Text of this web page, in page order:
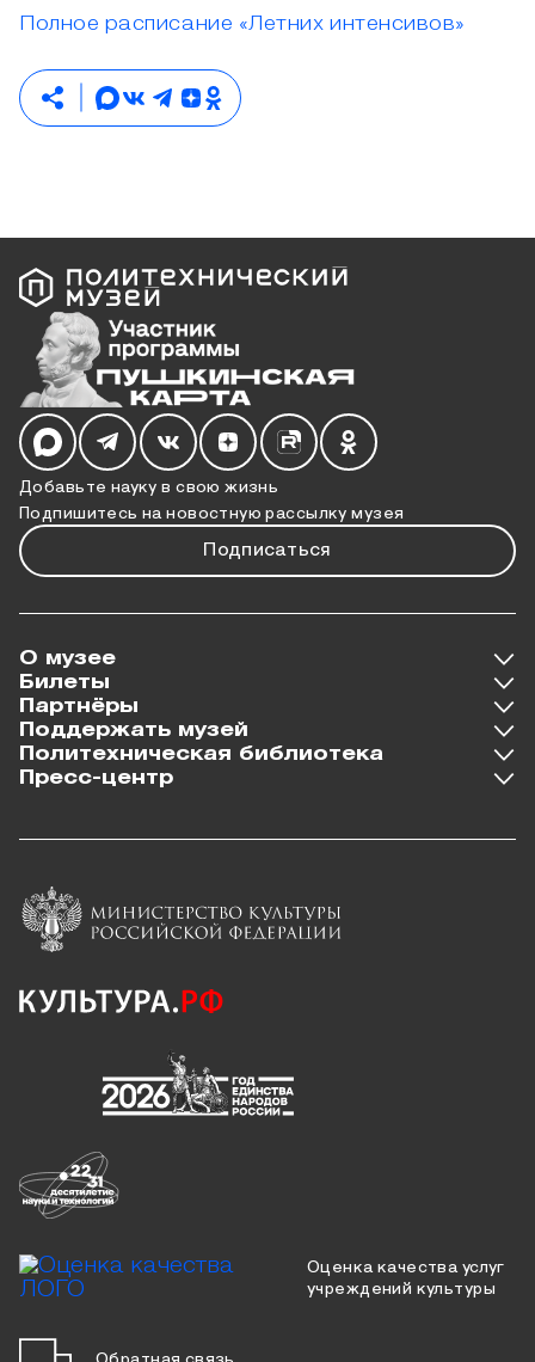
Полное расписание «Летних интенсивов»
Добавьте науку в свою жизнь
Подпишитесь на новостную рассылку музея
Подписаться
Мы в социальных сетях
О музее
Билеты
Партнёры
Поддержать музей
Политехническая библиотека
Пресс-центр
Оценка качества услуг
учреждений культуры